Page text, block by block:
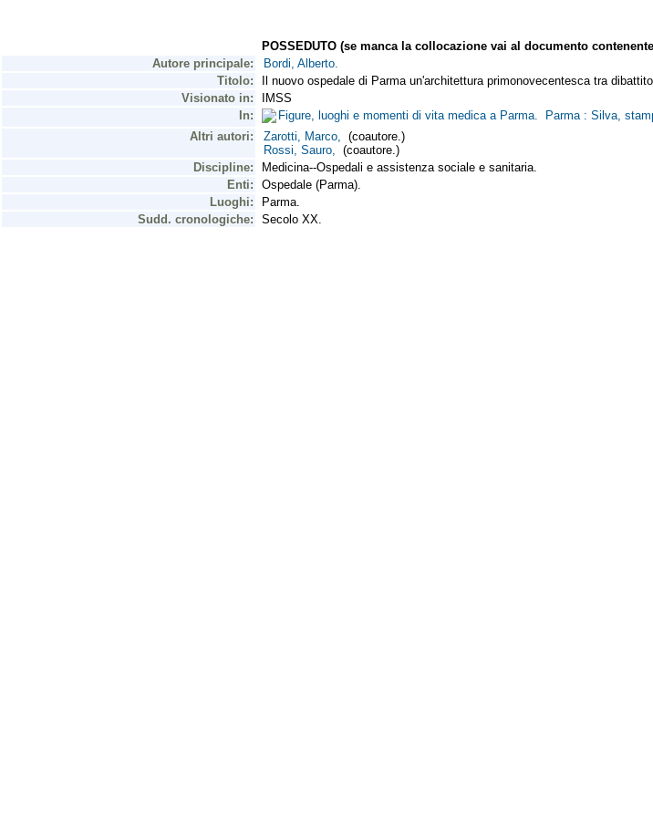
POSSEDUTO (se manca la collocazione vai al documento
Autore principale:
Bordi, Alberto.
Titolo:
Il nuovo ospedale di Parma un'architettura primonovecentesca tra
Visionato in:
IMSS
In:
Figure, luoghi e momenti di vita medica a Parma. Parma : Silva,
Altri autori:
Zarotti, Marco, (coautore.)
Rossi, Sauro, (coautore.)
Discipline:
Medicina--Ospedali e assistenza sociale e sanitaria.
Enti:
Ospedale (Parma).
Luoghi:
Parma.
Sudd. cronologiche:
Secolo XX.